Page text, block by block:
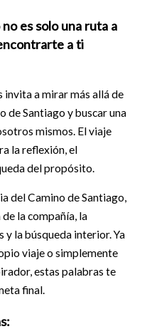
es solo una ruta a
a ti
invita a mirar más allá de
de Santiago y buscar una
mismos. El viaje
la reflexión, el
del propósito.
del Camino de Santiago,
la compañía, la
y la búsqueda interior. Ya
viaje o simplemente
estas palabras te
final.